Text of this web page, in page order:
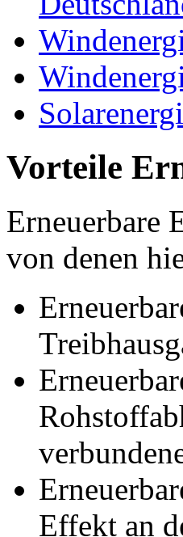
Vorteile
Erneuerbare
von denen
Effekt an